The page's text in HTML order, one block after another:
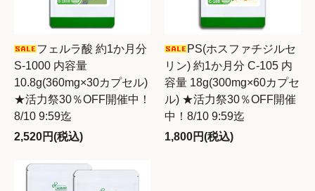
フェルラ酸 約1か月分
S-1000 内容量
10.8g(360mg×30カプセル)
★活力祭30％OFF開催中！
8/10 9:59迄
2,520円(税込)
PS(ホスファチジルセ
リン) 約1か月分 C-105 内
容量 18g(300mg×60カプセ
ル) ★活力祭30％OFF開催
中！8/10 9:59迄
1,800円(税込)